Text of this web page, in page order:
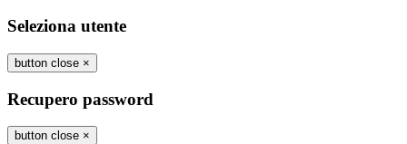
Seleziona utente
button close ×
Recupero password
button close ×